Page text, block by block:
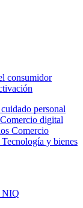
consumidor
personal
Comercio digital
Comercio
Tecnología y bienes
NIQ